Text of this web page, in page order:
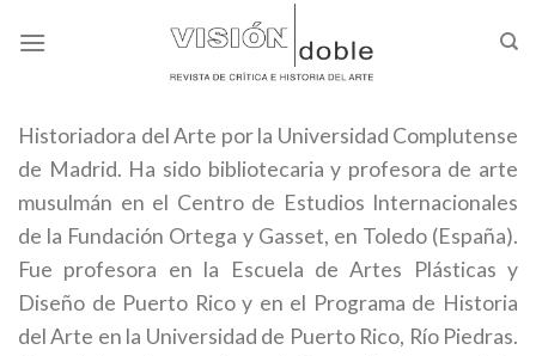
Historiadora del Arte por la Universidad Complutense
de Madrid. Ha sido bibliotecaria y profesora de arte
musulmán en el Centro de Estudios Internacionales
de la Fundación Ortega y Gasset, en Toledo (España).
Fue profesora en la Escuela de Artes Plásticas y
Diseño de Puerto Rico y en el Programa de Historia
del Arte en la Universidad de Puerto Rico, Río Piedras.